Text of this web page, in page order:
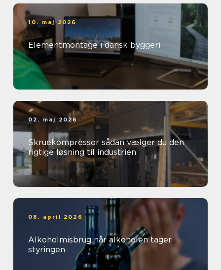
10. maj 2026
Elementmontage i dansk byggeri
02. maj 2026
Skruekompressor sådan vælger du den
rigtige løsning til industrien
08. april 2026
Alkoholmisbrug når alkoholen tager
styringen